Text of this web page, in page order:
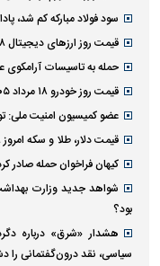
سود فولاد مبارکه کم شد،
قیمت روز ارز‌های دیجیتال ۱۸ مرداد ۱۴۰۵
حمله به تاسیسات آرامکوی
قیمت روز خودرو ۱۸ مرداد ۱۴۰۵
عضو کمیسیون امنیت ملی:
قیمت دلار، طلا و سکه امروز ۱۸ مرداد ۱۴۰۵
کیهان فراخوان حمله صادر
شواهد جدید وزارت بهداشت
بود؟
هشدار «شرق» درباره
سیاسی، نقد درون‌گفتمانی را